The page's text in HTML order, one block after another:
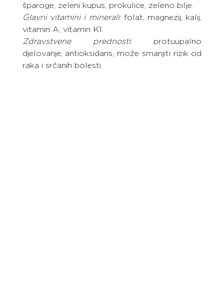
šparoge, zeleni kupus, prokulice, zeleno bilje.
Glavni vitamini i minerali: folat, magnezij, kalij,
vitamin A, vitamin K1.
Zdravstvene prednosti: protuupalno
djelovanje, antioksidans, može smanjiti rizik od
raka i srčanih bolesti.